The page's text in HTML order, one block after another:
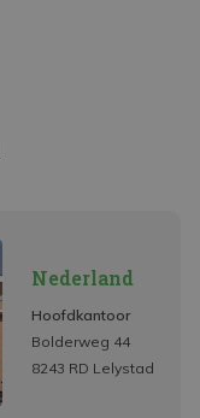
Nederland
Hoofdkantoor
Bolderweg 44
8243 RD Lelystad